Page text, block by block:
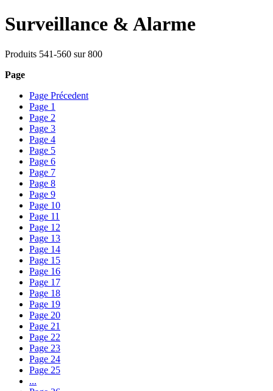
Surveillance & Alarme
Produits 541-560 sur800
Page
Page Précedent
Page 1
Page 2
Page 3
Page 4
Page 5
Page 6
Page 7
Page 8
Page 9
Page 10
Page 11
Page 12
Page 13
Page 14
Page 15
Page 16
Page 17
Page 18
Page 19
Page 20
Page 21
Page 22
Page 23
Page 24
Page 25
...